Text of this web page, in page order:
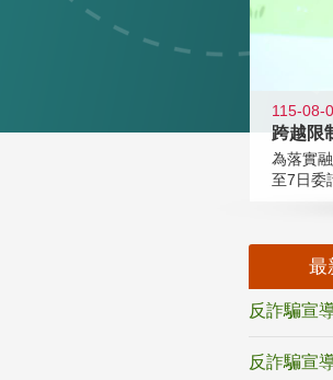
115-08-
為落實
至7日委
最
反詐騙宣
反詐騙宣